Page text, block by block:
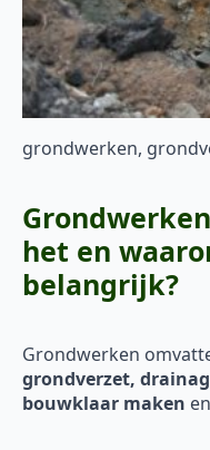
grondwerken,
het en
belangrijk?
Grondwerken
grondverzet,
bouwklaar maken en